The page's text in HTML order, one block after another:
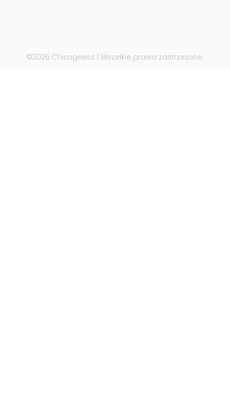
©2026.Chisageess | Wszelkie prawa zastrzeżone.